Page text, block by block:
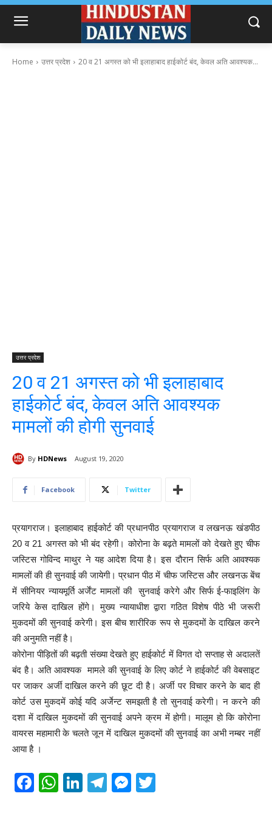
Home उत्तर प्रदेश 20 व 21 अगस्त को भी इलाहाबाद हाईकोर्ट बंद, केवल अति आवश्यक...
उत्तर प्रदेश
20 व 21 अगस्त को भी इलाहाबाद
हाईकोर्ट बंद, केवल अति आवश्यक
मामलों की होगी सुनवाई
By HDNews August 19, 2020
Facebook Twitter
प्रयागराज। इलाहाबाद हाईकोर्ट की प्रधानपीठ प्रयागराज व लखनऊ खंडपीठ
20 व 21 अगस्त को भी बंद रहेगी। कोरोना के बढ़ते मामलों को देखते हुए चीफ
जस्टिस गोविन्द माथुर ने यह आदेश दिया है। इस दौरान सिर्फ अति आवश्यक
मामलों की ही सुनवाई की जायेगी। प्रधान पीठ में चीफ जस्टिस और लखनऊ बेंच
में सीनियर न्यायमूर्ति अर्जेंट मामलों की सुनवाई करेगे और सिर्फ ई-फाइलिंग के
जरिये केस दाखिल होंगे। मुख्य न्यायाधीश द्वारा गठित विशेष पीठे भी जरूरी
मुकदमों की सुनवाई करेगी। इस बीच शारीरिक रूप से मुकदमों के दाखिल करने
की अनुमति नहीं है।
कोरोना पीड़ितों की बढ़ती संख्या देखते हुए हाईकोर्ट में विगत दो सप्ताह से अदालतें
बंद है। अति आवश्यक मामले की सुनवाई के लिए कोर्ट ने हाईकोर्ट की वेबसाइट
पर जाकर अर्जी दाखिल करने की छूट दी है। अर्जी पर विचार करने के बाद ही
कोर्ट उस मुकदमें कोई यदि अर्जेन्ट समझती है तो सुनवाई करेगी। न करने की
दशा में दाखिल मुकदमों की सुनवाई अपने क्रम में होगी। मालूम हो कि कोरोना
वायरस महामारी के चलते जून में दाखिल मुकदमों की सुनवाई का अभी नम्बर नहीं
आया है ।
F
W
Li
T
M